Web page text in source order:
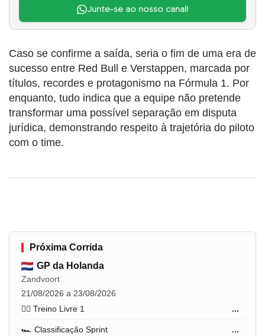
Junte-se ao nosso canal!
Caso se confirme a saída, seria o fim de uma era de
sucesso entre Red Bull e Verstappen, marcada por
títulos, recordes e protagonismo na Fórmula 1. Por
enquanto, tudo indica que a equipe não pretende
transformar uma possível separação em disputa
jurídica, demonstrando respeito à trajetória do piloto
com o time.
Próxima Corrida
GP da Holanda
Zandvoort
21/08/2026 a 23/08/2026
🏋️‍♂️ Treino Livre 1
...
🏎️ Classificação Sprint ...